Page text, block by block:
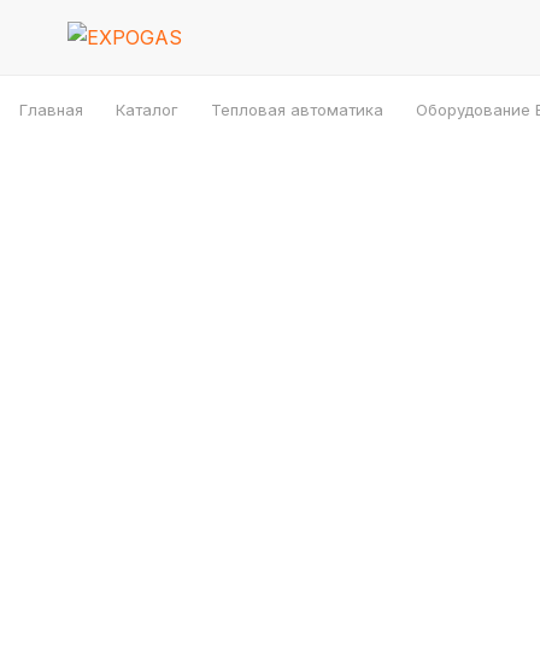
Главная Каталог Тепловая автоматика Оборудование